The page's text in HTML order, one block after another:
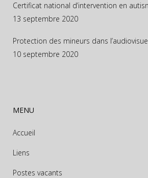
Certificat national d’intervention en
13 septembre 2020
Protection des mineurs dans
10 septembre 2020
MENU
Accueil
Liens
Postes vacants